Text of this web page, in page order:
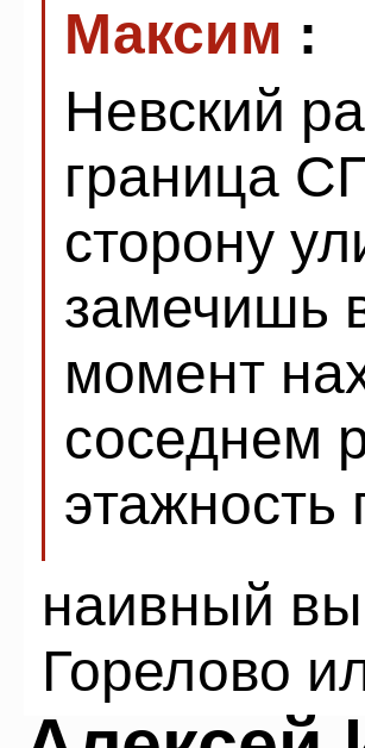
Максим :
Невский
граница
сторону
замечишь
момент
соседнем
наивный вы
Горелово